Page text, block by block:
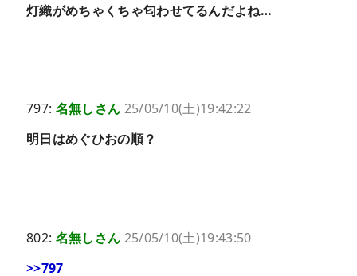
灯織がめちゃくちゃ匂わせてるんだよね…
797: 名無しさん 25/05/10(土)19:42:22
明日はめぐひおの順？
802: 名無しさん 25/05/10(土)19:43:50
>>797